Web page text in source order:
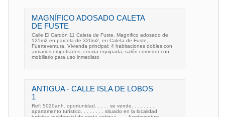
MAGNÍFICO ADOSADO CALETA
DE FUSTE
Calle El Cardón 11 Caleta de Fuste. Magnifico adosado de
125m2 en parcela de 320m2, en Caleta de Fuste,
Fuerteventura. Vivienda principal: 4 habitaciones dobles con
armarios empotrados, cocina equipada, salón comedor con
mobiliario para uso inmediato
ANTIGUA - CALLE ISLA DE LOBOS
1
Ref: 5020anh. oportunidad. . . . . se vende. . . . . . . .
apartamento turístico. . . . . . . . situado en la localidad